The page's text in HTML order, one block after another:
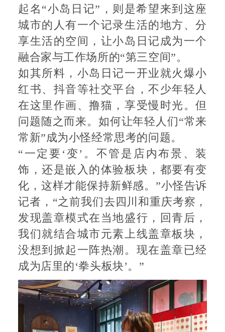
起名“小岛日记”，则是希望来到这座
城市的人有一个记录生活的地方、分
享生活的空间，让小岛日记成为一个
融合家与工作场所的“第三空间”。
如其所料，小岛日记一开业就火爆小
红书、抖音等社交平台，不少年轻人
在这里作画、撸猫，享受慢时光。但
问题随之而来。如何让年轻人们“常来
常新”成为小怪经常思考的问题。
“一定要‘变’。不管是店内布景、装
饰，还是嵌入的体验板块，都要有变
化，这样才能保持新鲜感。”小怪告诉
记者，“之前我们去四川和重庆考察，
发现盖章模式在当地盛行，回青后，
我们就结合城市元素上线盖章板块，
没想到掀起一阵热潮。现在盖章已经
成为店里的‘拳头板块’。”